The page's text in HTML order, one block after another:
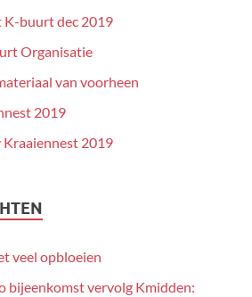
buurt dec 2019
Organisatie
van voorheen
2019
2019
veel opbloeien
bijeenkomst vervolg Kmidden: